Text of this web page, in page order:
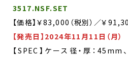
3517.NSF.SET
【価格】￥83,000（税別）／￥
【発売日】2024年11月11日（月）
【SPEC】ケース径・厚：